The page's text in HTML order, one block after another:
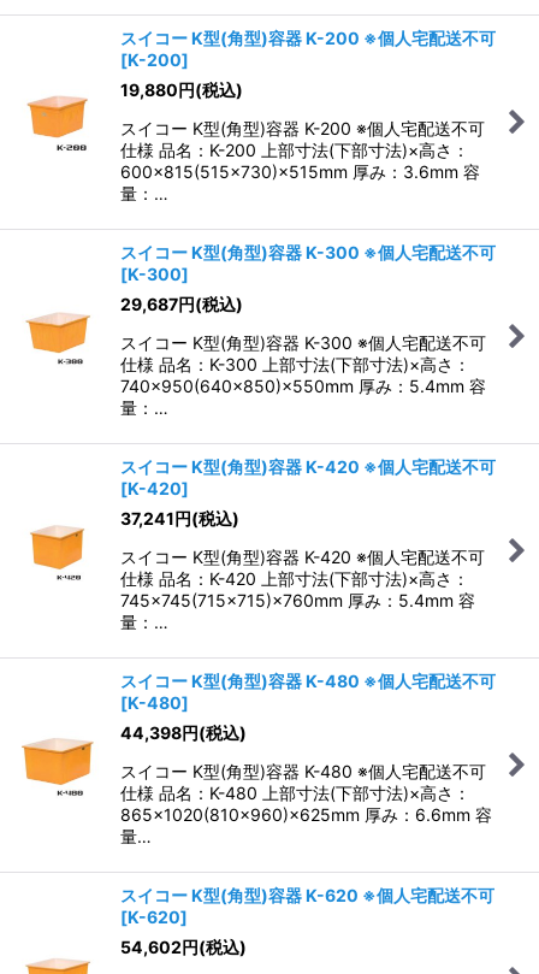
スイコー K型(角型)容器 K-200 ※個人宅配送不可
[K-200]
19,880円(税込)
スイコー K型(角型)容器 K-200 ※個人宅配送不可
仕様 品名：K-200 上部寸法(下部寸法)×高さ：
600×815(515×730)×515mm 厚み：3.6mm 容
量：…
スイコー K型(角型)容器 K-300 ※個人宅配送不可
[K-300]
29,687円(税込)
スイコー K型(角型)容器 K-300 ※個人宅配送不可
仕様 品名：K-300 上部寸法(下部寸法)×高さ：
740×950(640×850)×550mm 厚み：5.4mm 容
量：…
スイコー K型(角型)容器 K-420 ※個人宅配送不可
[K-420]
37,241円(税込)
スイコー K型(角型)容器 K-420 ※個人宅配送不可
仕様 品名：K-420 上部寸法(下部寸法)×高さ：
745×745(715×715)×760mm 厚み：5.4mm 容
量：…
スイコー K型(角型)容器 K-480 ※個人宅配送不可
[K-480]
44,398円(税込)
スイコー K型(角型)容器 K-480 ※個人宅配送不可
仕様 品名：K-480 上部寸法(下部寸法)×高さ：
865×1020(810×960)×625mm 厚み：6.6mm 容
量…
スイコー K型(角型)容器 K-620 ※個人宅配送不可
[K-620]
54,602円(税込)